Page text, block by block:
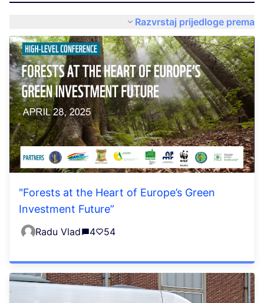
Razvrstaj prijedloge prema
"Forests at the Heart of Europe’s Green
Investment Future”
Radu Vlad 4 54